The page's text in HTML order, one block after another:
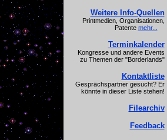
Weitere Info-Quellen
Printmedien, Organisationen,
Patente mehr...
Terminkalender
Kongresse und andere Events
zu Themen der "Borderlands"
Kontaktliste
Gesprächspartner gesucht? Er
könnte in dieser Liste stehen!
Filearchiv
Feedback